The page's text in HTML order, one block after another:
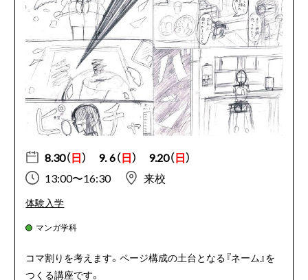
8.30（日） 9. 6（日） 9.20（日）
13:00〜16:30
来校
体験入学
マンガ学科
コマ割りを考えます。ページ構成の土台となる『ネーム』を
つくる講座です。